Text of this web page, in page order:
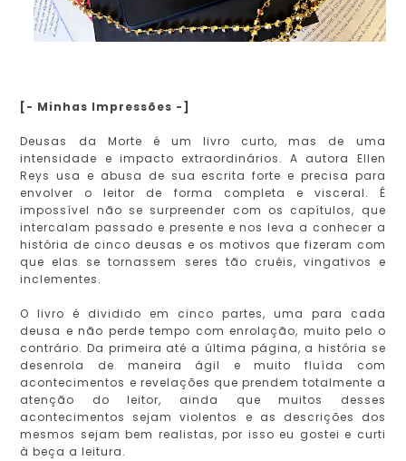
[- Minhas Impressões -]
Deusas da Morte é um livro curto, mas de uma
intensidade e impacto extraordinários. A autora Ellen
Reys usa e abusa de sua escrita forte e precisa para
envolver o leitor de forma completa e visceral. É
impossível não se surpreender com os capítulos, que
intercalam passado e presente e nos leva a conhecer a
história de cinco deusas e os motivos que fizeram com
que elas se tornassem seres tão cruéis, vingativos e
inclementes.
O livro é dividido em cinco partes, uma para cada
deusa e não perde tempo com enrolação, muito pelo o
contrário. Da primeira até a última página, a história se
desenrola de maneira ágil e muito fluída com
acontecimentos e revelações que prendem totalmente a
atenção do leitor, ainda que muitos desses
acontecimentos sejam violentos e as descrições dos
mesmos sejam bem realistas, por isso eu gostei e curti
à beça a leitura.